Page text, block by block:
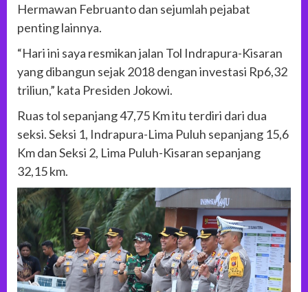
Hermawan Februanto dan sejumlah pejabat
penting lainnya.
“Hari ini saya resmikan jalan Tol Indrapura-Kisaran
yang dibangun sejak 2018 dengan investasi Rp6,32
triliun,” kata Presiden Jokowi.
Ruas tol sepanjang 47,75 Km itu terdiri dari dua
seksi. Seksi 1, Indrapura-Lima Puluh sepanjang 15,6
Km dan Seksi 2, Lima Puluh-Kisaran sepanjang
32,15 km.